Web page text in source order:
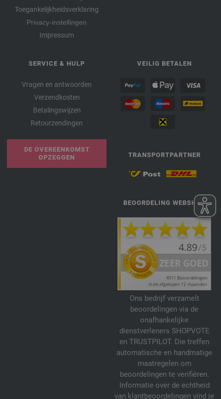
Toegankelijkheidsverklaring
Privacy-instellingen
Impressum
SERVICE & HULP
Vragen en antwoorden
Verzendkosten
Betalingswijzen
Retourzendingen
DE OVEREENKOMST
OPZEGGEN
VEILIG BETALEN
TRANSPORTPARTNER
BEOORDELING WEBSHOP
Ons bedrijf verzamelt
beoordelingen via de
onafhankelijke
dienstverleners SHOPVOTE
en TRUSTPILOT. Die treffen
automatische en handmatige
maatregelen om
beoordelingen te verifiëren.
Informatie over de echtheid
van klantbeoordelingen vind je